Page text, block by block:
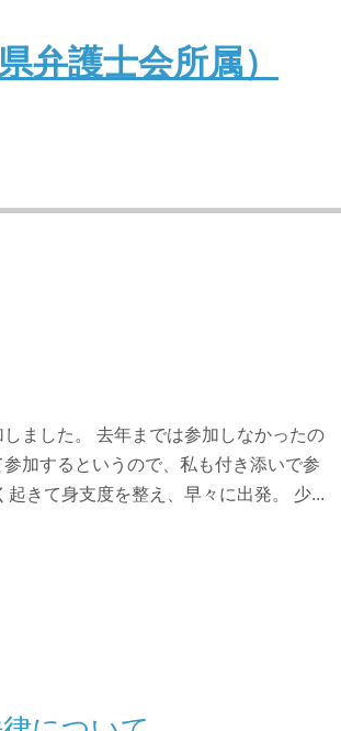
ました。 去年までは参加しなかったの
加するというので、私も付き添いで参
きて身支度を整え、早々に出発。 少...